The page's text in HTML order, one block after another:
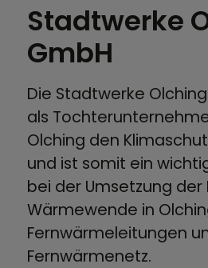
Abfallwirtschaft &
Energieversorgung
Mobilität
Stadtwerke
GmbH
Die Stadtwerke
als
Olching den
und ist somit ein
bei der Umsetzung
Wärmewende in
Fernwärmeleitungen
Fernwärmenetz.